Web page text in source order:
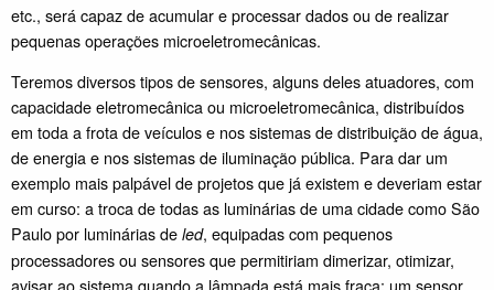
etc., será capaz de acumular e processar dados ou de realizar
pequenas operações microeletromecânicas.
Teremos diversos tipos de sensores, alguns deles atuadores, com
capacidade eletromecânica ou microeletromecânica, distribuídos
em toda a frota de veículos e nos sistemas de distribuição de água,
de energia e nos sistemas de iluminação pública. Para dar um
exemplo mais palpável de projetos que já existem e deveriam estar
em curso: a troca de todas as luminárias de uma cidade como São
Paulo por luminárias de led, equipadas com pequenos
processadores ou sensores que permitiriam dimerizar, otimizar,